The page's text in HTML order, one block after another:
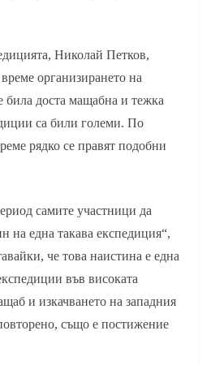
Николай Петков,
организирането на
доста мащабна и тежка
са били големи. По
рядко се правят подобни
самите участници да
на една такава експедиция“,
че това наистина е една
във високата
и изкачването на западния
също е постижение